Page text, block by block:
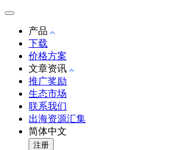
产品
下载
价格方案
文章资讯
推广奖励
生态市场
联系我们
出海资源汇集
简体中文
注册